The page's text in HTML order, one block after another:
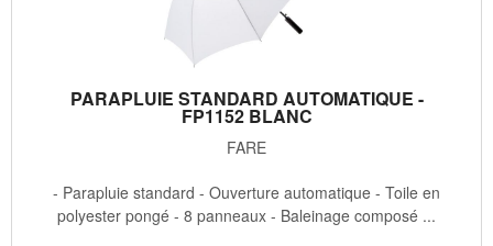
PARAPLUIE STANDARD AUTOMATIQUE -
FP1152 BLANC
FARE
- Parapluie standard - Ouverture automatique - Toile en
polyester pongé - 8 panneaux - Baleinage composé ...